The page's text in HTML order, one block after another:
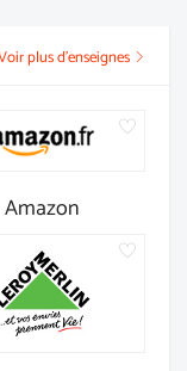
plus d'enseignes
Amazon